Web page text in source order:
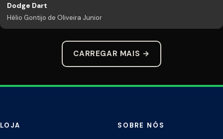
Dodge Dart
Hélio Gontijo de Oliveira Junior
CARREGAR MAIS →
LOJA SOBRE NÓS